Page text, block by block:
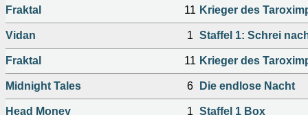
Fraktal
11 Krieger des
Vidan 1 Staffel 1: Schrei
Fraktal 11 Krieger des
Midnight Tales 6 Die endlose Nacht
Head Money 1 Staffel 1 Box